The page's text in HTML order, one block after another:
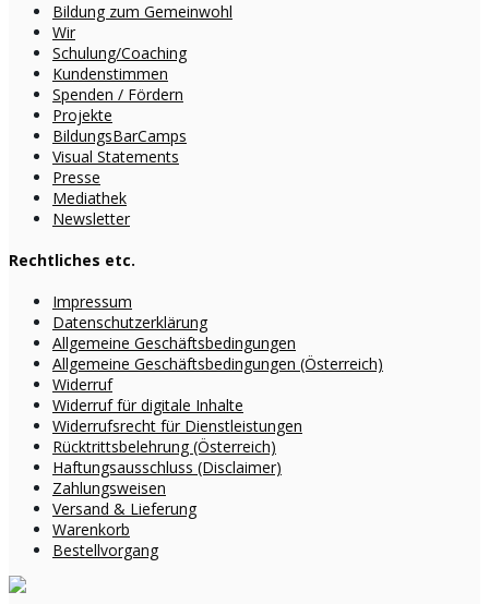
Bildung zum Gemeinwohl
Wir
Schulung/Coaching
Kundenstimmen
Spenden / Fördern
Projekte
BildungsBarCamps
Visual Statements
Presse
Mediathek
Newsletter
Rechtliches etc.
Impressum
Datenschutzerklärung
Allgemeine Geschäftsbedingungen
Allgemeine Geschäftsbedingungen (Österreich)
Widerruf
Widerruf für digitale Inhalte
Widerrufsrecht für Dienstleistungen
Rücktrittsbelehrung (Österreich)
Haftungsausschluss (Disclaimer)
Zahlungsweisen
Versand & Lieferung
Warenkorb
Bestellvorgang